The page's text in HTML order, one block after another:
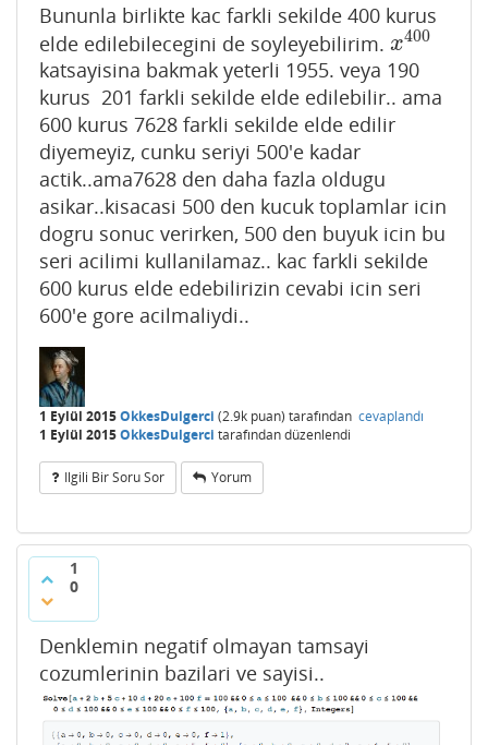
Bununla birlikte kac farkli sekilde 400 kurus
elde edilebilecegini de soyleyebilirim. x400
x400
katsayisina bakmak yeterli 1955. veya 190
kurus 201 farkli sekilde elde edilebilir.. ama
600 kurus 7628 farkli sekilde elde edilir
diyemeyiz, cunku seriyi 500'e kadar
actik..ama7628 den daha fazla oldugu
asikar..kisacasi 500 den kucuk toplamlar icin
dogru sonuc verirken, 500 den buyuk icin bu
seri acilimi kullanilamaz.. kac farkli sekilde
600 kurus elde edebilirizin cevabi icin seri
600'e gore acilmaliydi..
1 Eylül 2015OkkesDulgerci (2.9k puan) tarafından cevaplandı
1 Eylül 2015OkkesDulgerci tarafındandüzenlendi
Ilgili Bir Soru Sor Yorum
1
0
Denklemin negatif olmayan tamsayi
cozumlerinin bazilari ve sayisi..